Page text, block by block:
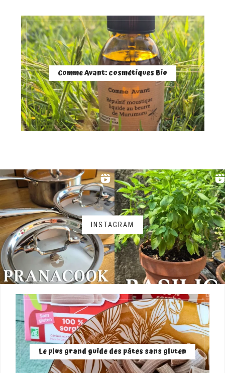
Comme Avant: cosmétiques Bio
INSTAGRAM
Le plus grand guide des pâtes sans gluten